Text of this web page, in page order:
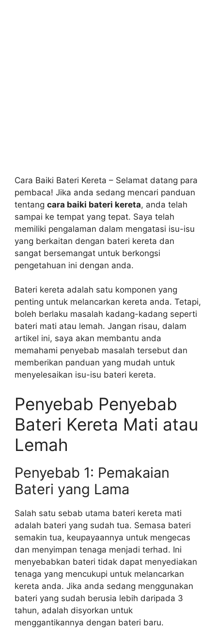
Cara Baiki Bateri Kereta – Selamat datang para
pembaca! Jika anda sedang mencari panduan
tentang cara baiki bateri kereta, anda telah
sampai ke tempat yang tepat. Saya telah
memiliki pengalaman dalam mengatasi isu-isu
yang berkaitan dengan bateri kereta dan
sangat bersemangat untuk berkongsi
pengetahuan ini dengan anda.
Bateri kereta adalah satu komponen yang
penting untuk melancarkan kereta anda. Tetapi,
boleh berlaku masalah kadang-kadang seperti
bateri mati atau lemah. Jangan risau, dalam
artikel ini, saya akan membantu anda
memahami penyebab masalah tersebut dan
memberikan panduan yang mudah untuk
menyelesaikan isu-isu bateri kereta.
Penyebab Penyebab
Bateri Kereta Mati atau
Lemah
Penyebab 1: Pemakaian
Bateri yang Lama
Salah satu sebab utama bateri kereta mati
adalah bateri yang sudah tua. Semasa bateri
semakin tua, keupayaannya untuk mengecas
dan menyimpan tenaga menjadi terhad. Ini
menyebabkan bateri tidak dapat menyediakan
tenaga yang mencukupi untuk melancarkan
kereta anda. Jika anda sedang menggunakan
bateri yang sudah berusia lebih daripada 3
tahun, adalah disyorkan untuk
menggantikannya dengan bateri baru.